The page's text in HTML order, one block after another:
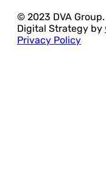
© 2023 DVA
Digital Strategy by
Privacy Policy